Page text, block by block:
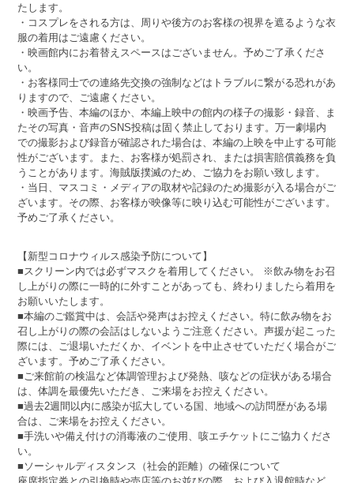
たします。
・コスプレをされる方は、周りや後方のお客様の視界を遮るような衣
服の着用はご遠慮ください。
・映画館内にお着替えスペースはございません。予めご了承くださ
い。
・お客様同士での連絡先交換の強制などはトラブルに繋がる恐れがあ
りますので、ご遠慮ください。
・映画予告、本編のほか、本編上映中の館内の様子の撮影・録音、ま
たその写真・音声のSNS投稿は固く禁止しております。万一劇場内
での撮影および録音が確認された場合は、本編の上映を中止する可能
性がございます。また、お客様が処罰され、または損害賠償義務を負
うことがあります。海賊版撲滅のため、ご協力をお願い致します。
・当日、マスコミ・メディアの取材や記録のため撮影が入る場合がご
ざいます。その際、お客様が映像等に映り込む可能性がございます。
予めご了承ください。
【新型コロナウィルス感染予防について】
■スクリーン内では必ずマスクを着用してください。 ※飲み物をお召
し上がりの際に一時的に外すことがあっても、終わりましたら着用を
お願いいたします。
■本編のご鑑賞中は、会話や発声はお控えください。特に飲み物をお
召し上がりの際の会話はしないようご注意ください。声援が起こった
際には、ご退場いただくか、イベントを中止させていただく場合がご
ざいます。予めご了承ください。
■ご来館前の検温など体調管理および発熱、咳などの症状がある場合
は、体調を最優先いただき、ご来場をお控えください。
■過去2週間以内に感染が拡大している国、地域への訪問歴がある場
合は、ご来場をお控えください。
■手洗いや備え付けの消毒液のご使用、咳エチケットにご協力くださ
い。
■ソーシャルディスタンス（社会的距離）の確保について